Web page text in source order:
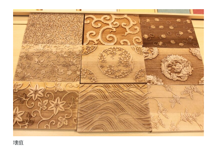
壊疽